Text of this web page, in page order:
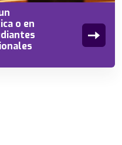
o en